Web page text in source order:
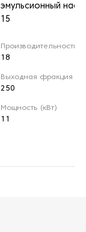
эмульсионный
15
Производительность
18
Выходная фракция
250
Мощность (кВт)
11